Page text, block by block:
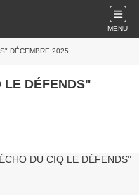
MENU
DÉCEMBRE 2025
LE DÉFENDS"